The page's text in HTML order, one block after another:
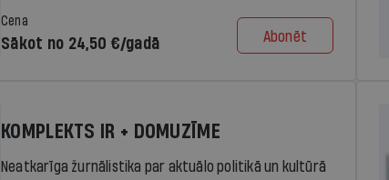
Cena
Sākot no 24,50 €/gadā Abonēt
KOMPLEKTS IR + DOMUZĪME
Neatkarīga žurnālistika par aktuālo politikā un kultūrā